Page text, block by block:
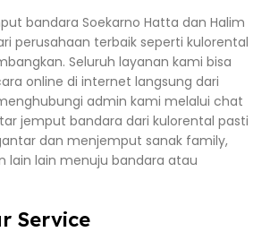
bandara Soekarno Hatta dan Halim
perusahaan terbaik seperti kulorental
Seluruh layanan kami bisa
online di internet langsung dari
admin kami melalui chat
jemput bandara dari kulorental pasti
dan menjemput sanak family,
lain lain menuju bandara atau
Service